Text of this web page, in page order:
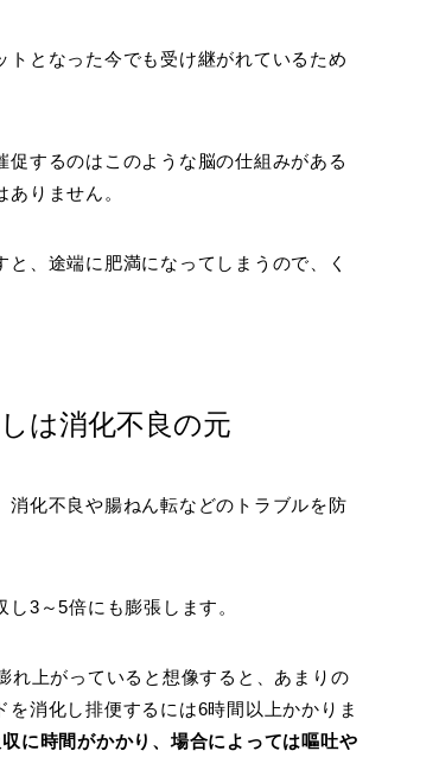
となった今でも受け継がれているため
するのはこのような脳の仕組みがある
りません。
、途端に肥満になってしまうので、く
は消化不良の元
化不良や腸ねん転などのトラブルを防
3～5倍にも膨張します。
れ上がっていると想像すると、あまりの
消化し排便するには6時間以上かかりま
に時間がかかり、場合によっては嘔吐や